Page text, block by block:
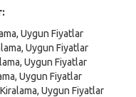
Uygun Fiyatlar
Uygun Fiyatlar
Uygun Fiyatlar
Uygun Fiyatlar
Uygun Fiyatlar